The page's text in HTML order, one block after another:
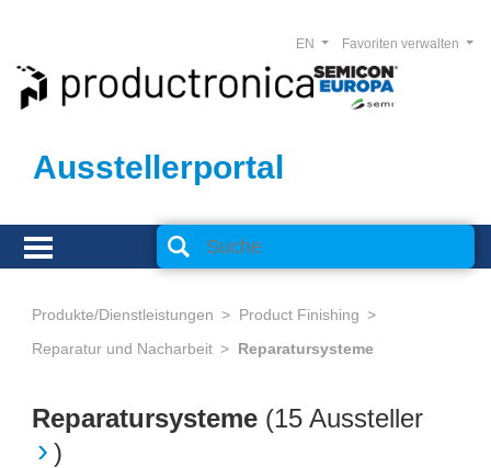
Ausstellerportal
Favoriten verwalten
EN
Produkte/Dienstleistungen
Product Finishing
Reparatur und Nacharbeit
Reparatursysteme
Reparatursysteme (15 Aussteller
)